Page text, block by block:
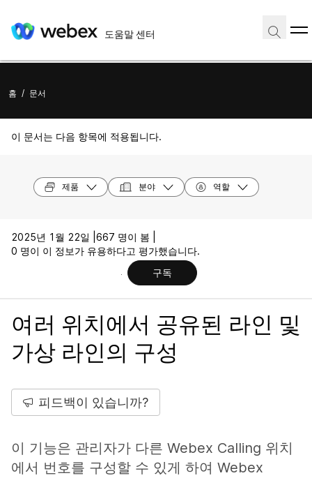
도움말 센터
홈 / 문서
이 문서는 다음 항목에 적용됩니다.
제품 분야 역할
2025년 1월 22일 | 667 명이 봄 |
0 명이 이 정보가 유용하다고 평가했습니다.
구독
여러 위치에서 공유된 라인 및
가상 라인의 구성
피드백이 있습니까?
이 기능은 관리자가 다른 Webex Calling 위치
에서 번호를 구성할 수 있게 하여 Webex